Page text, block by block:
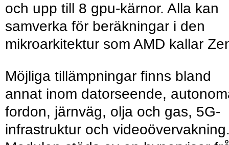
och upp till 8 gpu-kärnor. Alla kan
samverka för beräkningar i den
mikroarkitektur som AMD kallar
Möjliga tillämpningar finns bland
annat inom datorseende,
fordon, järnväg, olja och gas, 5G-
infrastruktur och